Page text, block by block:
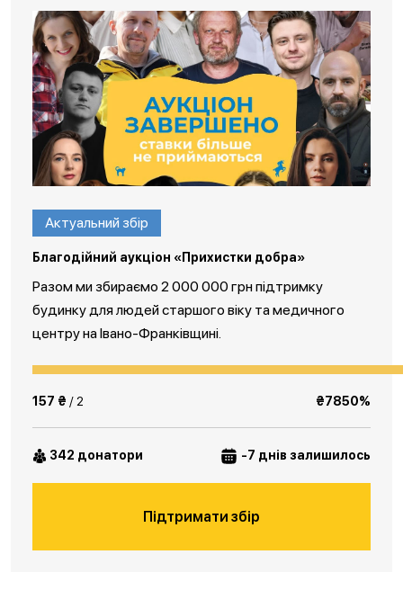
Актуальний збір
Благодійний аукціон «Прихистки добра»
Разом ми збираємо 2 000 000 грн підтримку
будинку для людей старшого віку та медичного
центру на Івано-Франківщині.
157 ₴ / 2 ₴7850%
342 донатори -7 днів залишилось
Підтримати збір